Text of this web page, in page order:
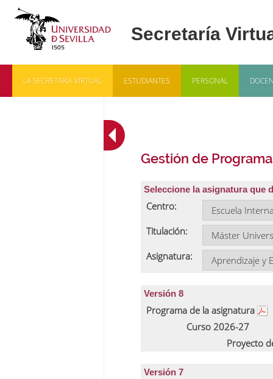
LA SECRETARÍA VIRTUAL ESTUDIANTES PERSONAL
Gestión de
Seleccione la asignatura que
Centro:
Titulación:
Asignatura:
Versión 8
Programa de la asignatura
Curso 2026-27
Proyecto
Versión 7